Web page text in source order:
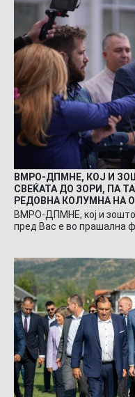
ВМРО-ДПМНЕ, КОЈ И
СВЕЌАТА ДО ЗОРИ, ПА
РЕДОВНА КОЛУМНА НА
ВМРО-ДПМНЕ, кој и
пред Вас е во прашална